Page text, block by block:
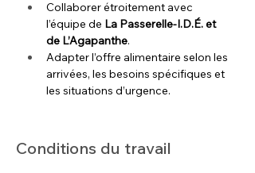
Collaborer étroitement avec
l’équipe de La Passerelle-I.D.É. et
de L’Agapanthe.
Adapter l’offre alimentaire selon les
arrivées, les besoins spécifiques et
les situations d’urgence.
Conditions du travail